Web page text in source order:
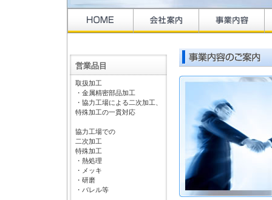
営業品目
取扱加工
・金属精密部品加工
・協力工場による二次加工、
特殊加工の一貫対応
協力工場での
二次加工
特殊加工
・熱処理
・メッキ
・研磨
・バレル等